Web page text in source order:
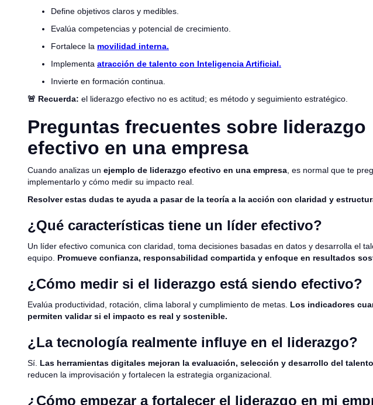
Define objetivos claros y medibles.
Evalúa competencias y potencial de crecimiento.
Fortalece la movilidad interna.
Implementa atracción de talento con Inteligencia Artificial.
Invierte en formación continua.
🚨 Recuerda: el liderazgo efectivo no es actitud; es método y seguimiento estratégico.
Preguntas frecuentes sobre liderazgo
efectivo en una empresa
Cuando analizas un ejemplo de liderazgo efectivo en una empresa , es normal que te
implementarlo y cómo medir su impacto real.
Resolver estas dudas te ayuda a pasar de la teoría a la acción con claridad y
¿Qué características tiene un líder efectivo?
Un líder efectivo comunica con claridad, toma decisiones basadas en datos y desarrolla el
equipo. Promueve confianza, responsabilidad compartida y enfoque en resultados
¿Cómo medir si el liderazgo está siendo efectivo?
Evalúa productividad, rotación, clima laboral y cumplimiento de metas. Los indicadores
permiten validar si el impacto es real y sostenible.
¿La tecnología realmente influye en el liderazgo?
Sí. Las herramientas digitales mejoran la evaluación, selección y desarrollo del
reducen la improvisación y fortalecen la estrategia organizacional.
¿Cómo empezar a fortalecer el liderazgo en mi